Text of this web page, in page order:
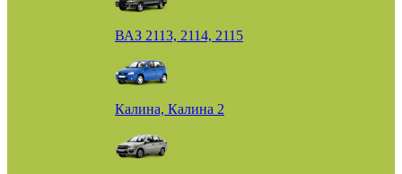
ВАЗ 2113, 2114, 2115
Калина, Калина 2